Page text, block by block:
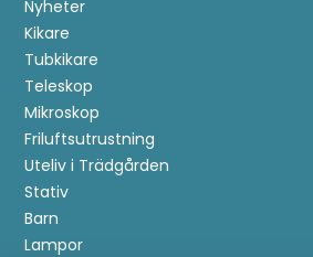
Nyheter
Kikare
Tubkikare
Teleskop
Mikroskop
Friluftsutrustning
Uteliv i Trädgården
Stativ
Barn
Lampor